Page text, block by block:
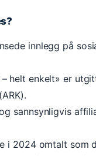
innlegg på
– helt enkelt» er
sannsynligvis
i 2024 omtalt som